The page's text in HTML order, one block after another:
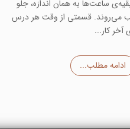
ساعت‌ها به همان اندازه، جلو
می‌روند. قسمتی از وقت هر درس
آخر کار...
ادامه مطلب...